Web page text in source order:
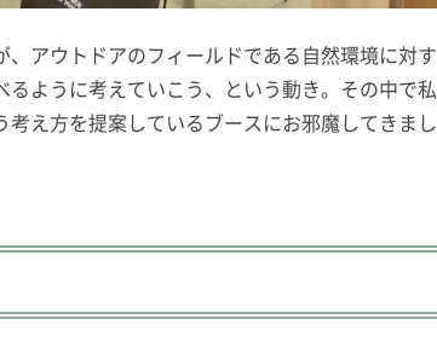
アウトドアのフィールドである自然環境に対す
ように考えていこう、という動き。その中で私
え方を提案しているブースにお邪魔してきまし